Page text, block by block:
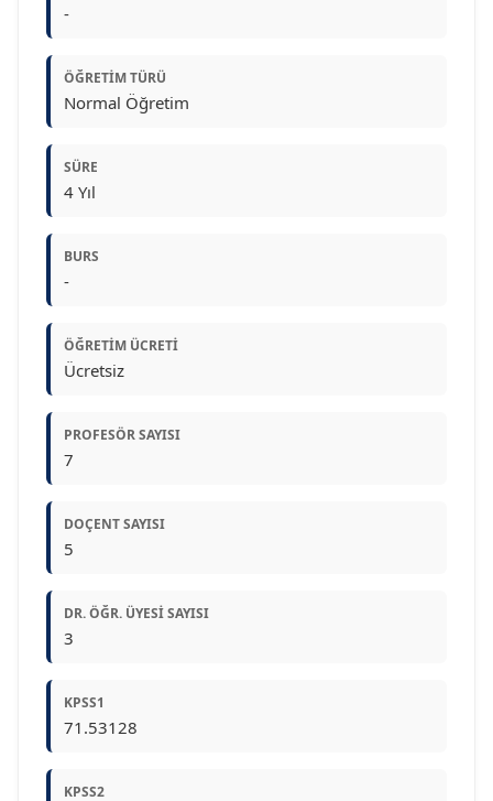
-
ÖĞRETIM TÜRÜ
Normal Öğretim
SÜRE
4 Yıl
BURS
-
ÖĞRETIM ÜCRETI
Ücretsiz
PROFESÖR SAYISI
7
DOÇENT SAYISI
5
DR. ÖĞR. ÜYESI SAYISI
3
KPSS1
71.53128
KPSS2